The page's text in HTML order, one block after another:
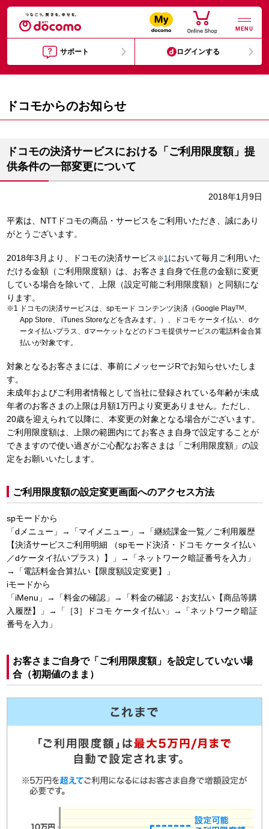
MENU
サポート ログインする
ドコモからのお知らせ
ドコモの決済サービスにおける「ご利用限度額」提
供条件の一部変更について
2018年1月9日
平素は、NTTドコモの商品・サービスをご利用いただき、誠にあり
がとうございます。
2018年3月より、ドコモの決済サービス ※1において毎月ご利用いた
だける金額（ご利用限度額）は、お客さま自身で任意の金額に変更
している場合を除いて、上限（設定可能ご利用限度額）と同額にな
ります。
ドコモの決済サービスは、spモード コンテンツ決済（Google PlayTM、
App Store、 iTunes Storeなどを含みます。）、ドコモ ケータイ払い、dケ
ータイ払いプラス、dマーケットなどのドコモ提供サービスの電話料金合算
払いが対象です。
対象となるお客さまには、事前にメッセージRでお知らせいたしま
す。
未成年およびご利用者情報として当社に登録されている年齢が未成
年者のお客さまの上限は月額1万円より変更ありません。ただし、
20歳を迎えられて以降に、本変更の対象となる場合がございます。
ご利用限度額は、上限の範囲内にてお客さま自身で設定することが
できますので使い過ぎがご心配なお客さまは「ご利用限度額」の設
定をお願いいたします。
ご利用限度額の設定変更画面へのアクセス方法
spモードから
「dメニュー」→「マイメニュー」→「継続課金一覧／ご利用履歴
【決済サービスご利用明細 （spモード決済・ドコモ ケータイ払い
／dケータイ払いプラス）】」→「ネットワーク暗証番号を入力」
→「電話料金合算払い【限度額設定変更】」
iモードから
「iMenu」→「料金の確認」→「料金の確認・お支払い【商品等購
入履歴】」→「［3］ドコモ ケータイ払い」→「ネットワーク暗証
番号を入力」
お客さまご自身で「ご利用限度額」を設定していない場
合（初期値のまま）